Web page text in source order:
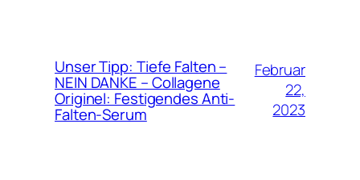
Unser Tipp: Tiefe Falten –
NEIN DANKE – Collagene
Originel: Festigendes Anti-
Falten-Serum
Februar
22,
2023